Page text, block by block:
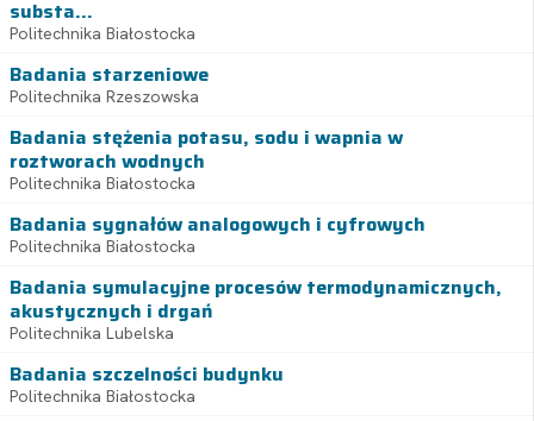
substa...
Politechnika Białostocka
Badania starzeniowe
Politechnika Rzeszowska
Badania stężenia potasu, sodu i wapnia w
roztworach wodnych
Politechnika Białostocka
Badania sygnałów analogowych i cyfrowych
Politechnika Białostocka
Badania symulacyjne procesów termodynamicznych,
akustycznych i drgań
Politechnika Lubelska
Badania szczelności budynku
Politechnika Białostocka